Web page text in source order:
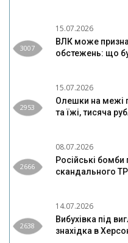
3007
15.07.2026
ВЛК може
обстежень: що
2953
15.07.2026
Олешки на межі
та їжі, тисяча
2666
08.07.2026
Російські бомби
скандального
2638
14.07.2026
Вибухівка під
знахідка в